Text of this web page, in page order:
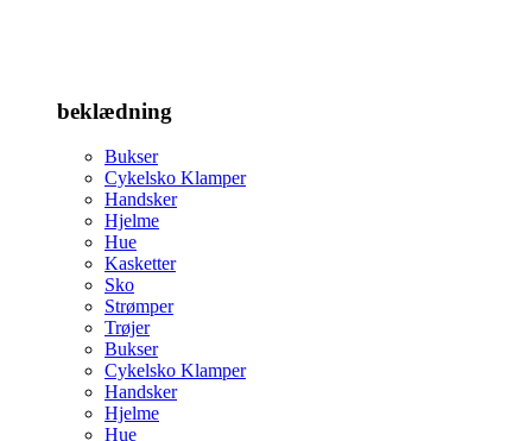
beklædning
Bukser
Cykelsko Klamper
Handsker
Hjelme
Hue
Kasketter
Sko
Strømper
Trøjer
Bukser
Cykelsko Klamper
Handsker
Hjelme
Hue